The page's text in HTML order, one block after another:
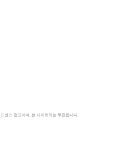
센스 광고이며, 본 사이트와는 무관합니다.